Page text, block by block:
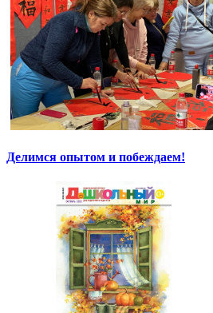
Делимся опытом и побеждаем!